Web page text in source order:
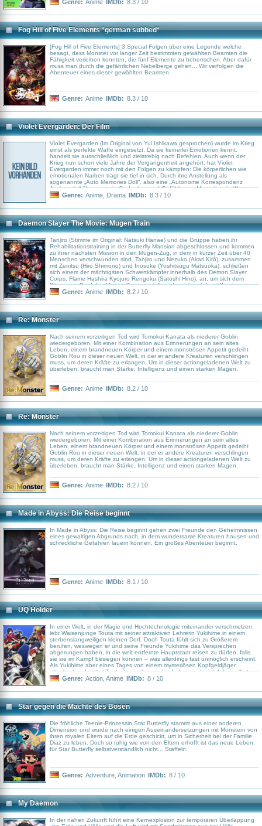
Genre: Anime IMDb: 8.3 / 10
Fog Hill of Five Elements *german subbed*
[Fog Hill of Five Elements] 3 Special Folgen über eine Legende welche
besagt, dass Monster vor langer Zeit bestimmten gewählten Beamten die
Fähigkeit verleihen konnten, die fünf Elemente zu beherrschen. Aber dafür
muss man durch die gefährlichen Nebelberge gehen... Wir verfolgen die
Abenteuer eines dieser gewählten Beamten.
Genre: Anime IMDb: 8.3 / 10
Violet Evergarden: Der Film
Violet Evergarden (Im Original von Yui Ishikawa gesprochen) wurde im Krieg
einst als perfekte Waffe eingesetzt. Da sie keinerlei Emotionen kennt,
handelt sie ausschließlich und zielstrebig nach Befehlen. Auch wenn der
Krieg nun schon viele Jahre der Vergangenheit angehört, hat Violet
Evergarden immer noch mit den Folgen zu kämpfen: Die körperlichen wie
emotionalen Narben trägt sie tief in sich. Durch ihre Anstellung als
sogenannte „Auto Memories Doll“, also eine „Autonome Korrespondenz
Assistentin“ übersetzt sie Gedanken und Gefühle von Menschen in Worte
und überbringt diese als Briefe. Dabei begegnet Violet vielen verschiedenen
einst ein besonderer Mensch auf dem Schlachtfeld anvertraute...
Genre: Anime Drama IMDb: 8.3 / 10
Daemon Slayer The Movie: Mugen Train
Tanjiro (Stimme im Original: Natsuki Hanae) und die Gruppe haben ihr
Rehabilitationstraining in der Butterfly Mansion abgeschlossen und kommen
zu ihrer nächsten Mission in den Mugen-Zug, in dem in kurzer Zeit über 40
Menschen verschwunden sind. Tanjiro und Nezuko (Akari Kitô), zusammen
mit Zenitsu (Hiro Shimono) und Inosuke (Yoshitsugu Matsuoka), schließen
sich einem der mächtigsten Schwertkämpfer innerhalb des Demon Slayer
Corps, Flame Hashira Kyojuro Rengoku (Satoshi Hino), an, um sich dem
Dämon an Bord des Mugen-Zugs zu stellen, der sich auf dem Weg ins
Verderben befindet.
Genre: Anime IMDb: 8.2 / 10
Re: Monster
Nach seinem vorzeitigen Tod wird Tomokui Kanata als niederer Goblin
wiedergeboren. Mit einer Kombination aus Erinnerungen an sein altes
Leben, einem brandneuen Körper und einem monströsen Appetit gedeiht
Goblin Rou in dieser neuen Welt, in der er andere Kreaturen verschlingen
muss, um deren Kräfte zu erlangen. Um in dieser actiongeladenen Welt zu
überleben, braucht man Stärke, Intelligenz und einen starken Magen.
Genre: Anime IMDb: 8.2 / 10
Re: Monster
Nach seinem vorzeitigen Tod wird Tomokui Kanata als niederer Goblin
wiedergeboren. Mit einer Kombination aus Erinnerungen an sein altes
Leben, einem brandneuen Körper und einem monströsen Appetit gedeiht
Goblin Rou in dieser neuen Welt, in der er andere Kreaturen verschlingen
muss, um deren Kräfte zu erlangen. Um in dieser actiongeladenen Welt zu
überleben, braucht man Stärke, Intelligenz und einen starken Magen.
Genre: Anime IMDb: 8.2 / 10
Made in Abyss: Die Reise beginnt
In Made in Abyss: Die Reise beginnt gehen zwei Freunde den Geheimnissen
eines gewaltigen Abgrunds nach, in dem wundersame Kreaturen hausen und
schreckliche Gefahren lauern können. Ein großes Abenteuer beginnt.
Genre: Anime IMDb: 8.1 / 10
UQ Holder
In einer Welt, in der Magie und Hochtechnologie miteinander verschmelzen,
lebt Waisenjunge Touta mit seiner attraktiven Lehrerin Yukihime in einem
sterbenslangweiligen kleinen Dorf. Doch Touta fühlt sich zu Größerem
berufen, weswegen er und seine Freunde Yukihime das Versprechen
abgerungen haben, in die weit entfernte Hauptstadt reisen zu dürfen, falls
sie sie im Kampf besiegen können – was allerdings fast unmöglich erscheint.
Als Yukihime aber eines Tages von einem mysteriösen Kopfgeldjäger
attackiert wird, rettet Touta ihr nur knapp das Leben und wird dabei selbst
schwer verletzt. Doch noch bevor ihr Schüler seinen Wunden erliegt, bittet
entgehen. In diesem Moment ahnt Touta noch nicht, dass schon wenige
Sekunden später ein Abenteuer epischen Ausmaßes beginnen wird!
Genre: Action Anime IMDb: 8 / 10
Star gegen die Mächte des Bösen
Die fröhliche Teenie-Prinzessin Star Butterfly stammt aus einer anderen
Dimension und wurde nach einigen Auseinandersetzungen mit Monstern von
ihren royalen Eltern auf die Erde geschickt, um in Sicherheit bei der Familie
Diaz zu leben. Doch so ruhig wie von den Eltern erhofft ist das neue Leben
für Star Butterfly selbstverständlich nicht... Staffeln:
Genre: Adventure Animation IMDb: 8 / 10
My Daemon
In der nahen Zukunft führt eine Kernexplosion zur temporären Überlappung